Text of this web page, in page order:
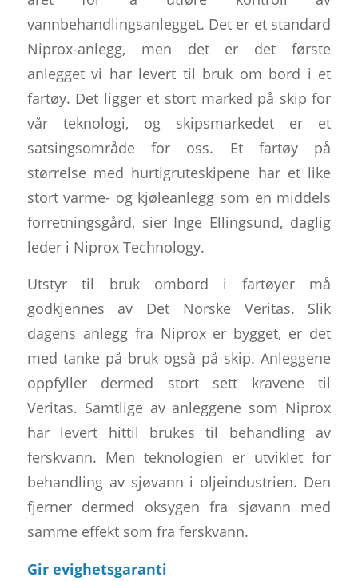
vannbehandlingsanlegget. Det er et standard
Niprox-anlegg, men det er det første
anlegget vi har levert til bruk om bord i et
fartøy. Det ligger et stort marked på skip for
vår teknologi, og skipsmarkedet er et
satsingsområde for oss. Et fartøy på
størrelse med hurtigruteskipene har et like
stort varme- og kjøleanlegg som en middels
forretningsgård, sier Inge Ellingsund, daglig
leder i Niprox Technology.
Utstyr til bruk ombord i fartøyer må
godkjennes av Det Norske Veritas. Slik
dagens anlegg fra Niprox er bygget, er det
med tanke på bruk også på skip. Anleggene
oppfyller dermed stort sett kravene til
Veritas. Samtlige av anleggene som Niprox
har levert hittil brukes til behandling av
ferskvann. Men teknologien er utviklet for
behandling av sjøvann i oljeindustrien. Den
fjerner dermed oksygen fra sjøvann med
samme effekt som fra ferskvann.
Gir evighetsgaranti